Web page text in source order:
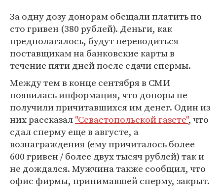
За одну дозу донорам обещали платить по
сто гривен (380 рублей). Деньги, как
предполагалось, будут переводиться
поставщикам на банковские карты в
течение пяти дней после сдачи спермы.
Между тем в конце сентября в СМИ
появилась информация, что доноры не
получили причитавшихся им денег. Один из
них рассказал"Севастопольской газете", что
сдал сперму еще в августе, а
вознаграждения (ему причиталось более
600 гривен / более двух тысяч рублей) так и
не дождался. Мужчина также сообщил, что
офис фирмы, принимавшей сперму, закрыт.